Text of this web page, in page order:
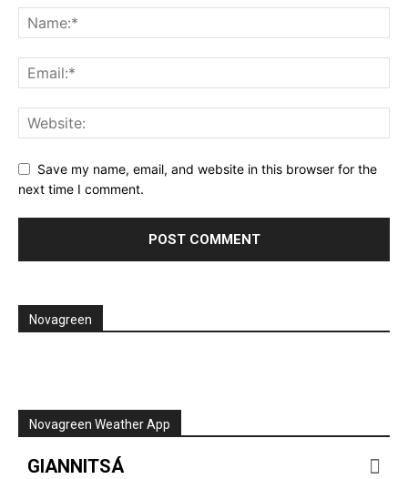
Save my name, email, and website in this browser for the
next time I comment.
Novagreen
Novagreen Weather App
GIANNITSÁ